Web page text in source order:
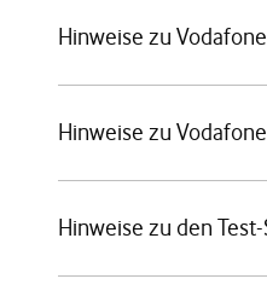
Hinweise zu
Hinweise zu
Hinweise zu den